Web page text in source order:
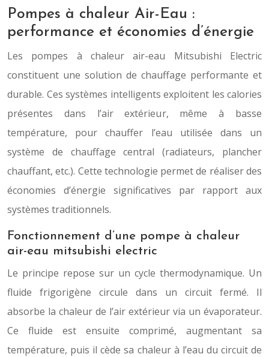
Pompes à chaleur Air-Eau :
performance et économies d’énergie
Les pompes à chaleur air-eau Mitsubishi Electric
constituent une solution de chauffage performante et
durable. Ces systèmes intelligents exploitent les calories
présentes dans l’air extérieur, même à basse
température, pour chauffer l’eau utilisée dans un
système de chauffage central (radiateurs, plancher
chauffant, etc.). Cette technologie permet de réaliser des
économies d’énergie significatives par rapport aux
systèmes traditionnels.
Fonctionnement d’une pompe à chaleur
air-eau mitsubishi electric
Le principe repose sur un cycle thermodynamique. Un
fluide frigorigène circule dans un circuit fermé. Il
absorbe la chaleur de l’air extérieur via un évaporateur.
Ce fluide est ensuite comprimé, augmentant sa
température, puis il cède sa chaleur à l’eau du circuit de